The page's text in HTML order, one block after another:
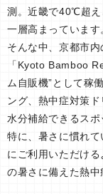
測。近畿で40℃超え
一層高まっています
そんな中、京都市
「Kyoto Bamboo
ム自販機”として稼
ング、熱中症対策
水分補給できるスポ
特に、暑さに慣れ
にご利用いただけ
の暑さに備えた熱中